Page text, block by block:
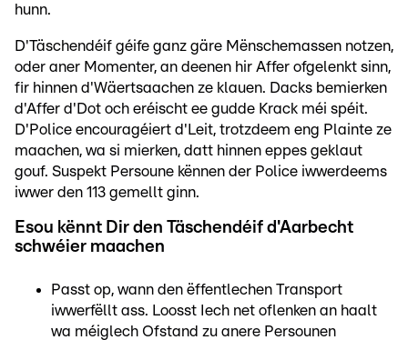
hunn.
D'Täschendéif géife ganz gäre Mënschemassen notzen,
oder aner Momenter, an deenen hir Affer ofgelenkt sinn,
fir hinnen d'Wäertsaachen ze klauen. Dacks bemierken
d'Affer d'Dot och eréischt ee gudde Krack méi spéit.
D'Police encouragéiert d'Leit, trotzdeem eng Plainte ze
maachen, wa si mierken, datt hinnen eppes geklaut
gouf. Suspekt Persoune kënnen der Police iwwerdeems
iwwer den 113 gemellt ginn.
Esou kënnt Dir den Täschendéif d'Aarbecht
schwéier maachen
Passt op, wann den ëffentlechen Transport
iwwerfëllt ass. Loosst Iech net oflenken an haalt
wa méiglech Ofstand zu anere Persounen